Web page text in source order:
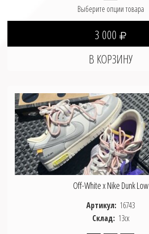
Выберите опции товара
3 000
Off-White x Nike Dunk Low
Артикул: 16743
Склад: 13ск